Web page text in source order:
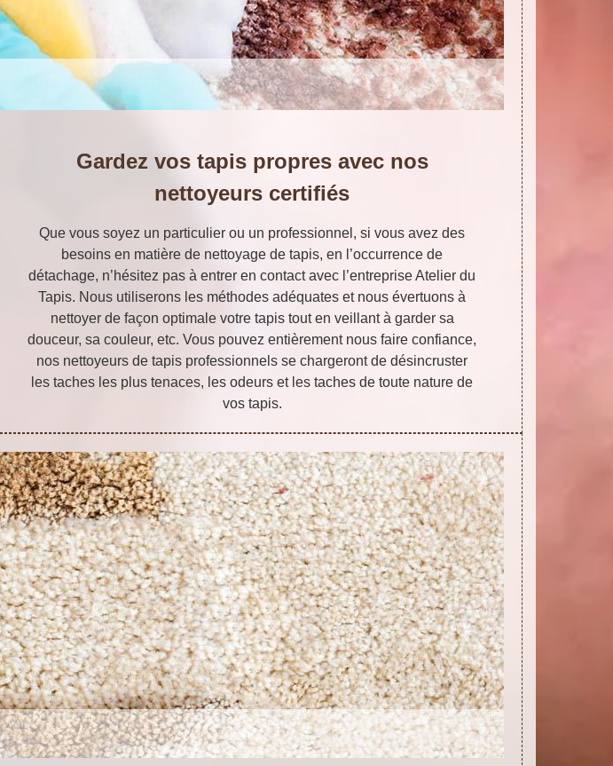
Gardez vos tapis propres avec nos
nettoyeurs certifiés
Que vous soyez un particulier ou un professionnel, si vous avez des
besoins en matière de nettoyage de tapis, en l’occurrence de
détachage, n’hésitez pas à entrer en contact avec l’entreprise Atelier du
Tapis. Nous utiliserons les méthodes adéquates et nous évertuons à
nettoyer de façon optimale votre tapis tout en veillant à garder sa
douceur, sa couleur, etc. Vous pouvez entièrement nous faire confiance,
nos nettoyeurs de tapis professionnels se chargeront de désincruster
les taches les plus tenaces, les odeurs et les taches de toute nature de
vos tapis.